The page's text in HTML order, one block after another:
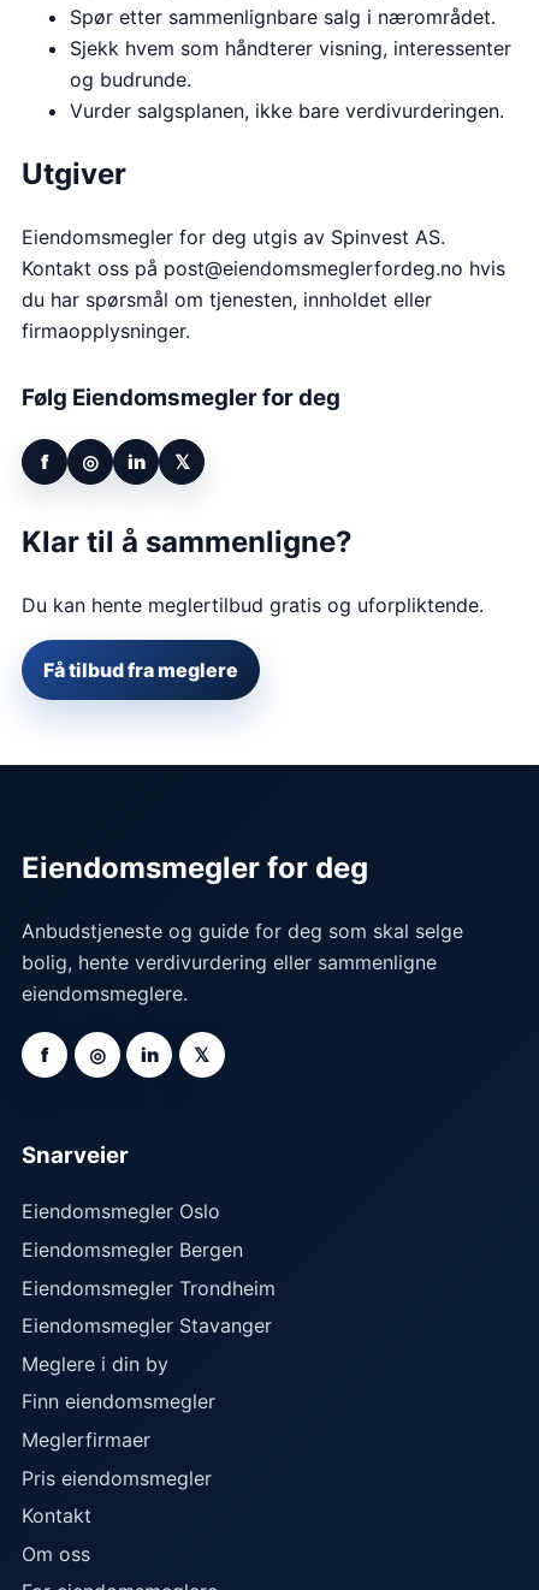
Spør etter sammenlignbare salg i nærområdet.
Sjekk hvem som håndterer visning, interessenter
og budrunde.
Vurder salgsplanen, ikke bare verdivurderingen.
Utgiver
Eiendomsmegler for deg utgis av Spinvest AS.
Kontakt oss på post@eiendomsmeglerfordeg.no hvis
du har spørsmål om tjenesten, innholdet eller
firmaopplysninger.
Følg Eiendomsmegler for deg
f ◎ in 𝕏
Klar til å sammenligne?
Du kan hente meglertilbud gratis og uforpliktende.
Få tilbud fra meglere
Eiendomsmegler for deg
Anbudstjeneste og guide for deg som skal selge
bolig, hente verdivurdering eller sammenligne
eiendomsmeglere.
f ◎ in 𝕏
Snarveier
Eiendomsmegler Oslo
Eiendomsmegler Bergen
Eiendomsmegler Trondheim
Eiendomsmegler Stavanger
Meglere i din by
Finn eiendomsmegler
Meglerfirmaer
Pris eiendomsmegler
Kontakt
Om oss